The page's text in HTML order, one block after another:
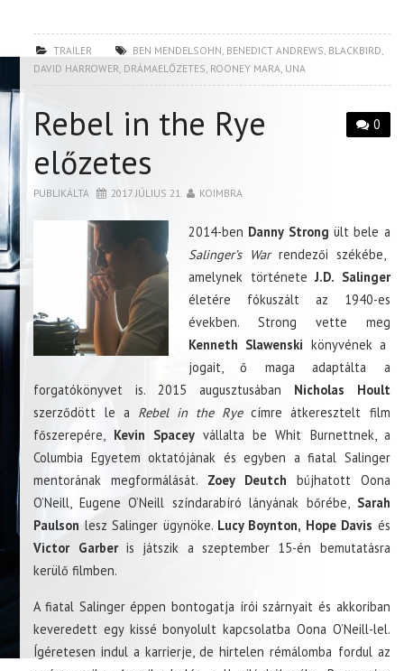
TRAILER BEN MENDELSOHN BENEDICT ANDREWS BLACKBIRD
DAVID HARROWER DRÁMAELŐZETES ROONEY MARA UNA
0
Rebel in the Rye
előzetes
PUBLIKÁLTA 2017. JÚLIUS 21. KOIMBRA
2014-ben Danny Strong ült bele a
Salinger’s Warrendezői székébe,
amelynek történeteJ.D. Salinger
életére fókuszált az 1940-es
években. Strong vette meg
Kenneth Slawenski könyvének a
jogait, ő maga adaptálta a
forgatókönyvet is. 2015 augusztusában Nicholas Hoult
szerződött le a Rebel in the Ryecímre átkeresztelt film
főszerepére,
Kevin Spacey vállalta be Whit Burnettnek, a
Columbia Egyetem oktatójának és egyben a fiatal Salinger
mentorának megformálását. Zoey Deutch bújhatott Oona
O’Neill, Eugene O’Neill színdarabíró lányának bőrébe, Sarah
Paulson lesz Salinger ügynöke. Lucy Boynton, Hope Davis és
Victor Garberis játszik a szeptember 15-én bemutatásra
kerülő filmben.
A fiatal Salinger éppen bontogatja írói szárnyait és akkoriban
keveredett egy kissé bonyolult kapcsolatba Oona O’Neill-lel.
Ígéretesen indul a karrierje, de hirtelen rémálomba fordul az